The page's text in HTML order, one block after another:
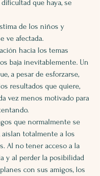
que haya, se
de los niños y
ve afectada.
hacia los temas
baja inevitablemente. Un
a pesar de esforzarse,
resultados que quiere,
vez menos motivado para
que normalmente se
aíslan totalmente a los
Al no tener acceso a la
y al perder la posibilidad
con sus amigos, los